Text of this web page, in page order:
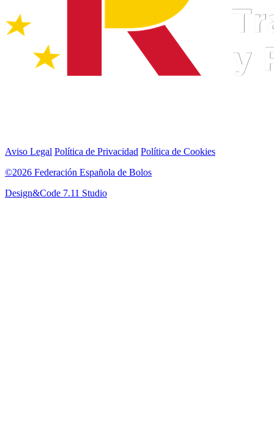
Aviso Legal Política de Privacidad Política de Cookies
©2026 Federación Española de Bolos
Design&Code 7.11 Studio